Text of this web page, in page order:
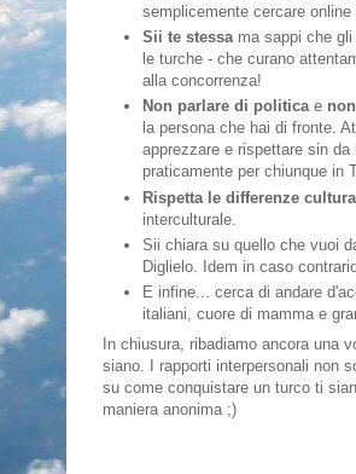
semplicemente cercare online
Sii te stessama sappi che gli
le turche - che curano
alla concorrenza!
Non parlare di politicae
la persona che hai di fronte.
apprezzare e rispettare sin
praticamente per chiunque in
Rispetta le differenze
interculturale.
Sii chiara su quello che vuoi
Diglielo. Idem in caso
E infine... cerca di andare
italiani, cuore di mamma e
In chiusura, ribadiamo ancora una
siano. I rapporti interpersonali non
su come conquistare un turco ti
maniera anonima ;)